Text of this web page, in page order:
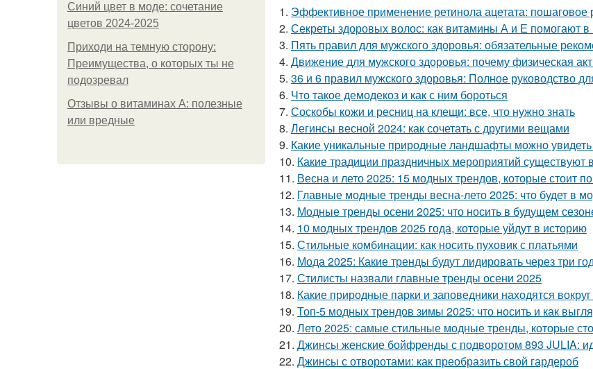
Синий цвет в моде: сочетание
цветов 2024-2025
Приходи на темную сторону:
Преимущества, о которых ты не
подозревал
Отзывы о витаминах А: полезные
или вредные
1. Эффективное применение ретинола ацетата: пошаговое
2. Секреты здоровых волос: как витамины А и Е помогают в
3. Пять правил для мужского здоровья: обязательные
4. Движение для мужского здоровья: почему физическая
5. 36 и 6 правил мужского здоровья: Полное руководство
6. Что такое демодекоз и как с ним бороться
7. Соскобы кожи и ресниц на клещи: все, что нужно знать
8. Легинсы весной 2024: как сочетать с другими вещами
9. Какие уникальные природные ландшафты можно
10. Какие традиции праздничных мероприятий существуют
11. Весна и лето 2025: 15 модных трендов, которые стоит
12. Главные модные тренды весна-лето 2025: что будет в
13. Модные тренды осени 2025: что носить в будущем
14. 10 модных трендов 2025 года, которые уйдут в историю
15. Стильные комбинации: как носить пуховик с платьями
16. Мода 2025: Какие тренды будут лидировать через три
17. Стилисты назвали главные тренды осени 2025
18. Какие природные парки и заповедники находятся
19. Топ-5 модных трендов зимы 2025: что носить и как
20. Лето 2025: самые стильные модные тренды, которые
21. Джинсы женские бойфренды с подворотом 893 JULIA:
22. Джинсы с отворотами: как преобразить свой гардероб